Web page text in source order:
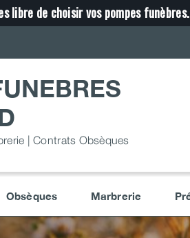
libre de choisir vos pompes
| Contrats Obsèques
Obsèques Marbrerie